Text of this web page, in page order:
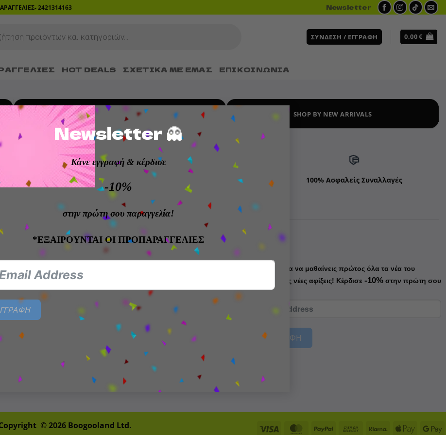
Newsletter 👻
Κάνε εγγραφή & κέρδισε
-10%
στην πρώτη σου παραγγελία!
*ΕΞΑΙΡΟΥΝΤΑΙ ΟΙ ΠΡΟΠΑΡΑΓΓΕΛΙΕΣ
×
2421314163 Newsletter
ΣΎΝΔΕΣΗ / ΕΓΓΡΑΦΉ 0,00€
HOT DEALS ΣΧΕΤΙΚΆ ΜΕ ΕΜΆΣ ΕΠΙΚΟΙΝΩΝΙΑ
SHOP FOR HOT DEALS SHOP BY NEW ARRIVALS
εντός 14 ημερών Member loyalty rewards 100% Ασφαλείς Συναλλαγές
Λογαριασμός:
Παραγγελίες
Πληροφορίες
λογαριασμού
Πίνακας ελέγχου
Πληροφορίες:
Τρόποι αποστολής
Πολιτική Επιστροφών
Newsletter
Κάνε εγγραφή για να μαθαίνεις πρώτος όλα τα νέα του
Boogooland & τις νέες αφίξεις! Κέρδισε -10%στην πρώτη σου
παραγγελία!
ΚΑΝΕ ΕΓΓΡΑΦΗ
© 2026 Boogooland Ltd. Visa MasterCard
PayPal
Cash
KlarnaApple